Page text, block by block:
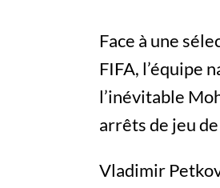
Face à une
FIFA, l’équipe
l’inévitable
arrêts de jeu
Vladimir